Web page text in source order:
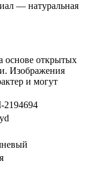
— натуральная
основе открытых
Изображения
и могут
2194694